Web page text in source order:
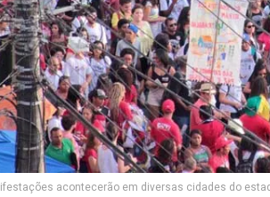
acontecerão em diversas cidades do